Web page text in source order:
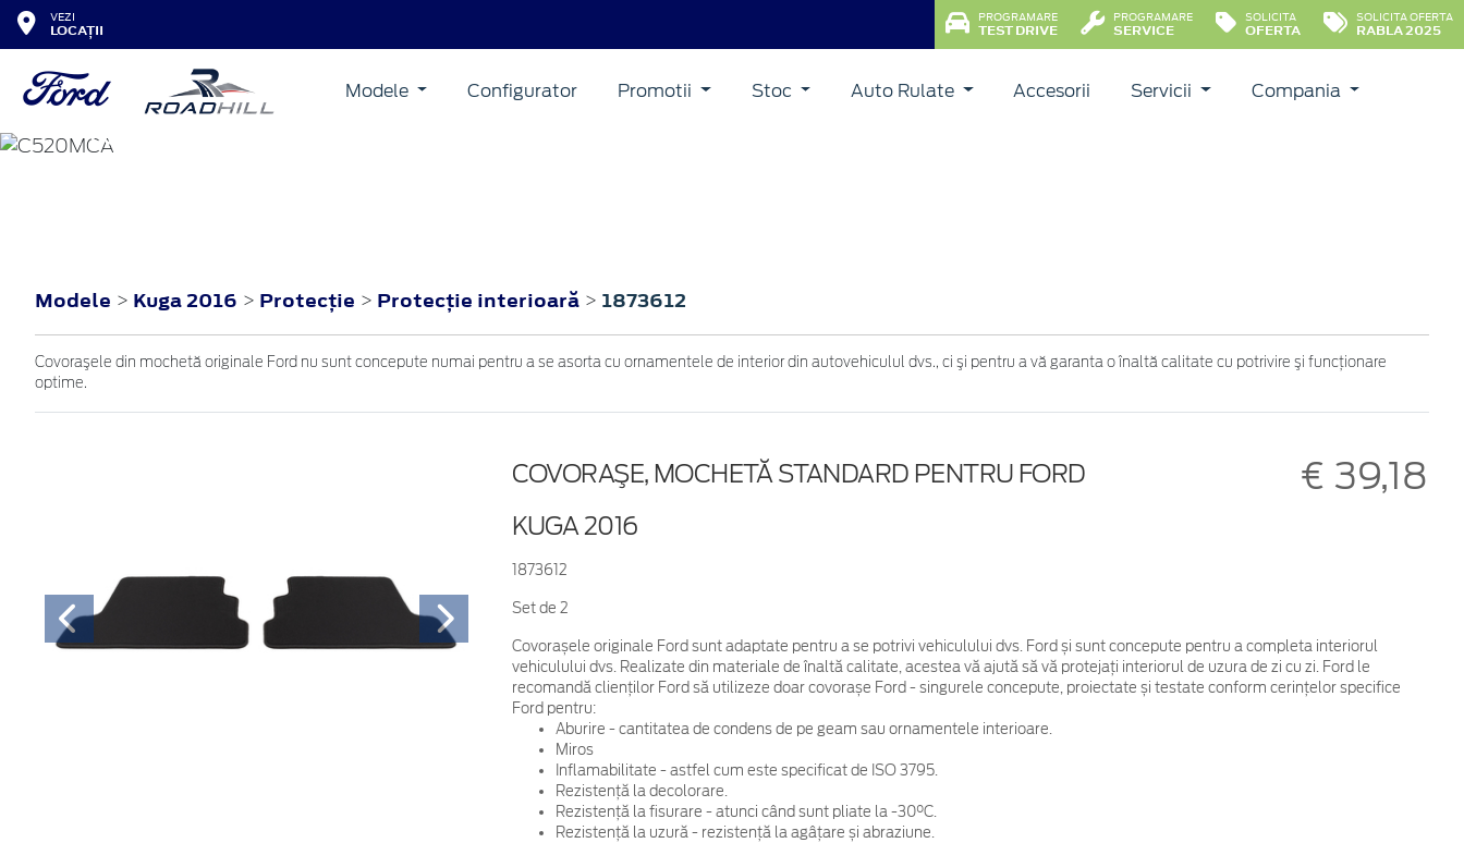
VEZI
LOCAȚII
PROGRAMARE
TEST DRIVE
PROGRAMARE
SERVICE
SOLICITA
OFERTA
SOLICITA OFERTA
RABLA 2025
Modele Configurator Promotii Stoc Auto Rulate Accesorii Servicii Compania
KUGA
Modele > Kuga 2016 > Protecţie > Protecţie interioară > 1873612
Covoraşele din mochetă originale Ford nu sunt concepute numai pentru a se asorta cu ornamentele de interior din autovehiculul dvs., ci şi pentru a vă garanta o înaltă calitate cu potrivire şi funcţionare
optime.
COVORAŞE, MOCHETĂ STANDARD PENTRU FORD
KUGA 2016
1873612
€ 39,18
Set de 2
Covorașele originale Ford sunt adaptate pentru a se potrivi vehiculului dvs. Ford și sunt concepute pentru a completa interiorul
vehiculului dvs. Realizate din materiale de înaltă calitate, acestea vă ajută să vă protejați interiorul de uzura de zi cu zi. Ford le
recomandă clienților Ford să utilizeze doar covorașe Ford - singurele concepute, proiectate și testate conform cerințelor specifice
Ford pentru:
Aburire - cantitatea de condens de pe geam sau ornamentele interioare.
Miros
Inflamabilitate - astfel cum este specificat de ISO 3795.
Rezistență la decolorare.
Rezistență la fisurare - atunci când sunt pliate la -30°C.
Rezistență la uzură - rezistență la agâțare și abraziune.